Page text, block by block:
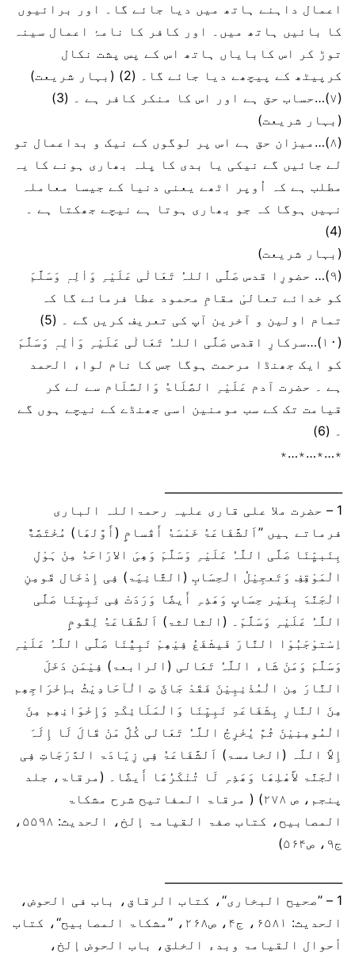
اعمال داہنے ہاتھ میں دیا جائے گا۔ اور برائیوں
کا بائیں ہاتھ میں۔ اور کافر کا نامۂ اعمال سینہ
توڑ کر اس کابایاں ہاتھ اس کے پس پشت نکال
کرپیٹھ کے پیچھے دیا جائے گا۔ (2) (بہار شریعت)
(۷)…حساب حق ہے اور اس کا منکر کافر ہے ۔ (3)
(بہار شریعت)
(۸)…میزان حق ہے اس پر لوگوں کے نیک و بداعمال تو
لے جائیں گے نیکی یا بدی کا پلہ بھاری ہونے کا یہ
مطلب ہے کہ اُوپر اٹھے یعنی دنیا کے جیسا معاملہ
نہیں ہوگا کہ جو بھاری ہوتا ہے نیچے جھکتا ہے ۔
(4)
(بہار شریعت)
(۹)… حضورِا قدس صَلَّی اللہُ تَعَالٰی عَلَیْہِ وَاٰلِہٖ وَسَلَّمَ
کو خدائے تعالیٰ مقامِ محمود عطا فرمائے گا کہ
تمام اولین و آخرین آپ کی تعریف کریں گے ۔ (5)
(۱۰)…سرکارِ اقدس صَلَّی اللہُ تَعَالٰی عَلَیْہِ وَاٰلِہٖ وَسَلَّمَ
کو ایک جھنڈا مرحمت ہوگا جس کا نام لواء الحمد
ہے ۔ حضرت آدم عَلَیْہِ الصَّلَاۃُ وَالسَّلَام سے لے کر
قیامت تک کے سب مومنین اسی جھنڈے کے نیچے ہوں گے
۔ (6)
٭…٭…٭…٭
1 – حضرت ملا علی قاری علیہ رحمۃاللہ الباری
فرماتے ہیں ’’اَلشَّفَاعَۃُ خَمْسَۃُ أَقْسامٍ (أَوَّلھَا) مُخْتَصَّۃٌ
بِنَبیِّنَا صَلَّی اللَّہُ عَلَیْہِ وَسَلَّمَ وَھِیَ الارَاحَۃُ مِنْ ہَوْلِ
الْمَوْقِفِ وَتَعجِیْلُ الْحِسَابِ (الثَّانِیَۃ) فِی إِدْخَال قَومِنِ
الْجَنَّۃَ بِغَیْر حِسَابٍ وَھَذِہِ أَیضًا وَرَدَتْ فِی نَبِیِّنَا صَلَّی
اللَّہُ عَلَیْہِ وَسَلَّمَ۔ (الثالثۃ) اَلشَّفَاعَۃُ لِقَومٍ
اِسْتوْجَبُوْا النَّارَ فَیشْفَعُ فِیْھِمْ نَبِیُّنَا صَلَّی اللَّہُ عَلَیْہِ
وَسَلَّمَ وَمَنْ شَاء اللَّہُ تَعَالی (الرابعۃ) فِیْمَن دَخَلَ
النَّارَ مِن الْمُذْنِبِیْنَ فَقَدْ جَائَ تِ الْآحَادِیْثُ بإخْرَاجِھِم
مِنَ النَّارِ بِشَفَاعَۃِ نَبِیِّنَا وَالْمَلَائِکَۃِ وَإِخْوَانِھِم مِنَ
الْمُومِنِیْنَ ثُمَّ یُخْرِجُ اللَّہُ تَعَالی کُلَّ مَنْ قَالَ لَا إِلَہَ
إِلاَّ اللَّہ (الخامسۃ) اَلشَّفَاعَۃُ فِی زِیَادَۃ الدَّرَجَاتِ فِی
الْجَنَّۃ لأَھْلِھَا وَھَذِہِ لَا تُنْکَرُھَا أَیضًا۔ (مرقاۃ، جلد
پنجم، ص ۲۷۸) ( مرقاۃ المفاتیح شرح مشکاۃ
المصابیح، کتاب صفۃ القیامۃ إلخ، الحدیث: ۵۵۹۸،
ج۹، ص۵۶۴)
1 – ’’صحیح البخاری‘‘، کتاب الرقاق، باب فی الحوض،
الحدیث: ۶۵۸۱، ج۴، ص۲۶۸، ’’مشکاۃ المصابیح‘‘، کتاب
أحوال القیامۃ وبدء الخلق، باب الحوض إلخ،